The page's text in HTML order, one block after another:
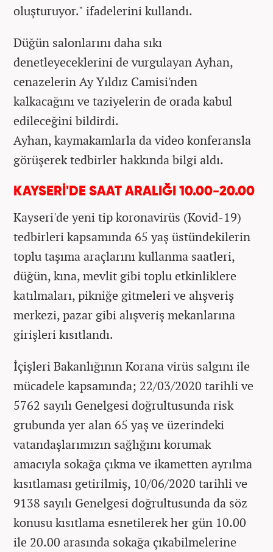
oluşturuyor." ifadelerini kullandı.
Düğün salonlarını daha sıkı
denetleyeceklerini de vurgulayan Ayhan,
cenazelerin Ay Yıldız Camisi'nden
kalkacağını ve taziyelerin de orada kabul
edileceğini bildirdi.
Ayhan, kaymakamlarla da video konferansla
görüşerek tedbirler hakkında bilgi aldı.
KAYSERİ'DE SAAT ARALIĞI 10.00-20.00
Kayseri'de yeni tip koronavirüs (Kovid-19)
tedbirleri kapsamında 65 yaş üstündekilerin
toplu taşıma araçlarını kullanma saatleri,
düğün, kına, mevlit gibi toplu etkinliklere
katılmaları, pikniğe gitmeleri ve alışveriş
merkezi, pazar gibi alışveriş mekanlarına
girişleri kısıtlandı.
İçişleri Bakanlığının Korana virüs salgını ile
mücadele kapsamında; 22/03/2020 tarihli ve
5762 sayılı Genelgesi doğrultusunda risk
grubunda yer alan 65 yaş ve üzerindeki
vatandaşlarımızın sağlığını korumak
amacıyla sokağa çıkma ve ikametten ayrılma
kısıtlaması getirilmiş, 10/06/2020 tarihli ve
9138 sayılı Genelgesi doğrultusunda da söz
konusu kısıtlama esnetilerek her gün 10.00
ile 20.00 arasında sokağa çıkabilmelerine